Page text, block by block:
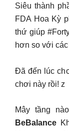
Siêu thành
FDA Hoa Kỳ
thứ giúp
hơn so với
Đã đến lúc
chơi này rồi! z
Mây tầng
BeBalance